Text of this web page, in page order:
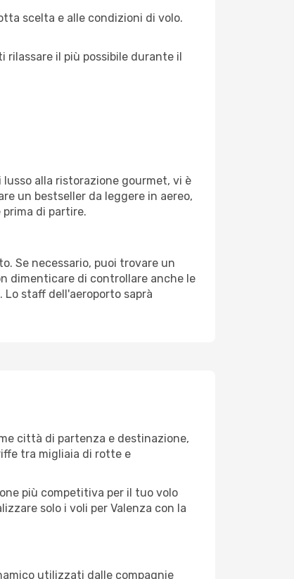
scelta e alle condizioni di volo.
rilassare il più possibile durante il
alla ristorazione gourmet, vi è
un bestseller da leggere in aereo,
di partire.
Se necessario, puoi trovare un
dimenticare di controllare anche le
staff dell'aeroporto saprà
città di partenza e destinazione,
tra migliaia di rotte e
più competitiva per il tuo volo
solo i voli per Valenza con la
utilizzati dalle compagnie